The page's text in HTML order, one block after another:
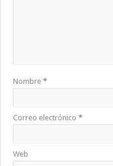
Nombre*
Correo electrónico*
Web